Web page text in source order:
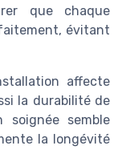
que chaque
évitant
affecte
la durabilité de
soignée semble
la longévité